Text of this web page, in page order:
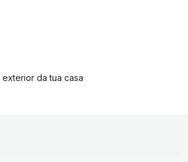
da tua casa